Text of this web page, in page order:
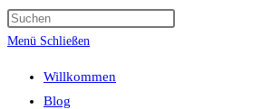
umschalten
Menü Schließen
Willkommen
Blog